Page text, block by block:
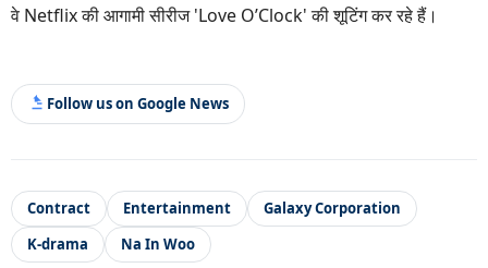
वे Netflix की आगामी सीरीज 'Love O’Clock' की शूटिंग कर रहे हैं।
Follow us on Google News
Contract Entertainment
Galaxy Corporation
K-drama
Na In Woo